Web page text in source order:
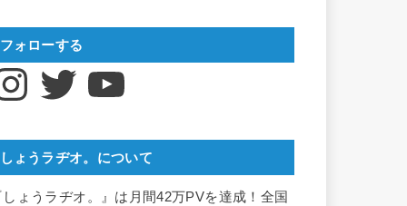
フォローする
Twitter YouTube
しょうラヂオ。について
しょうラヂオ。』は月間42万PVを達成！全国